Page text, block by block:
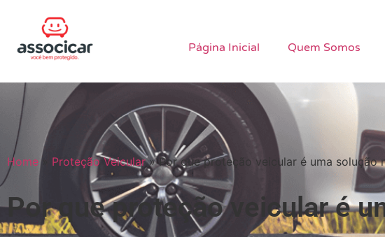
Página Inicial Quem Somos
Home» Proteção Veicular»Por que proteção veicular é uma solução
Por que proteção veicular é